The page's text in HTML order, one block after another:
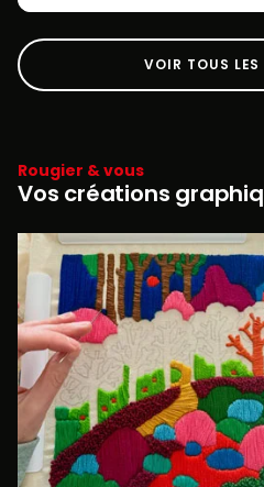
VOIR TOUS LES
Rougier & vous
Vos créations